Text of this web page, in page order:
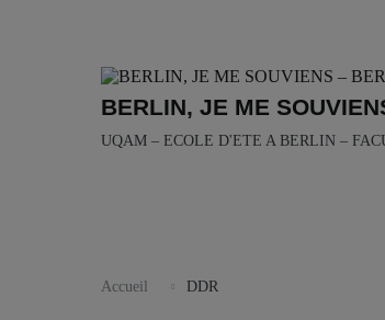
BERLIN, JE ME
UQAM – ECOLE D'ETE A BERLIN –
Accueil DDR